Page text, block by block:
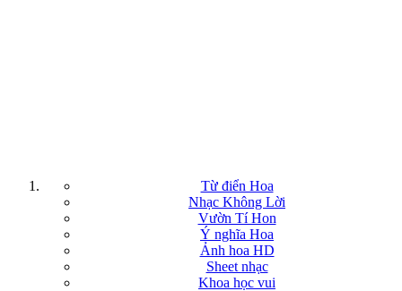
Từ điển Hoa
Nhạc Không Lời
Vườn Tí Hon
Ý nghĩa Hoa
Ảnh hoa HD
Sheet nhạc
Khoa học vui